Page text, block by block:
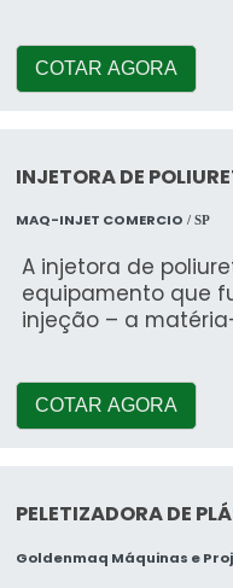
COTAR AGORA
INJETORA DE
MAQ-INJET COMERCIO / SP
A injetora de
equipamento que
injeção – a
COTAR AGORA
PELETIZADORA DE
Goldenmaq Máquinas e